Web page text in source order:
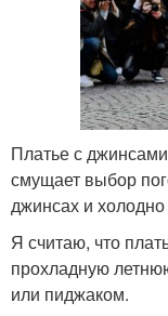
Платье с
смущает выбор
джинсах и холодно
Я считаю, что
прохладную
или пиджаком.